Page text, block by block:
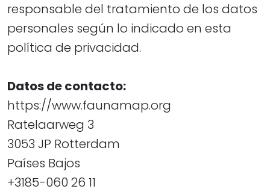
responsable del tratamiento de los datos
personales según lo indicado en esta
política de privacidad.​​​​​​​
Datos de contacto:
https://www.faunamap.org
Ratelaarweg 3
3053 JP Rotterdam
​​​​​​​Países Bajos
+3185-060 26 11